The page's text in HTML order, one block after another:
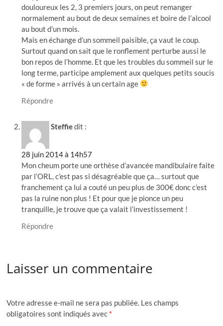
douloureux les 2, 3 premiers jours, on peut remanger
normalement au bout de deux semaines et boire de l’alcool
au bout d’un mois.
Mais en échange d’un sommeil paisible, ça vaut le coup.
Surtout quand on sait que le ronflement perturbe aussi le
bon repos de l’homme. Et que les troubles du sommeil sur le
long terme, participe amplement aux quelques petits soucis
« de forme » arrivés à un certain age
Répondre
Steffiedit :
28 juin 2014 à 14h57
Mon cheum porte une orthèse d’avancée mandibulaire faite
par l’ORL, c’est pas si désagréable que ça… surtout que
franchement ça lui a couté un peu plus de 300€ donc c’est
pas la ruine non plus ! Et pour que je pionce un peu
tranquille, je trouve que ça valait l’investissement !
Répondre
Laisser un commentaire
Votre adresse e-mail ne sera pas publiée. Les champs
obligatoires sont indiqués avec *